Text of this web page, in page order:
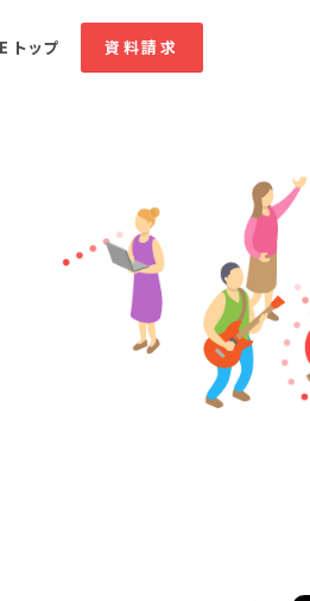
トップ 資料請求
新着のコミュニティ
舞台・パフォーマンス